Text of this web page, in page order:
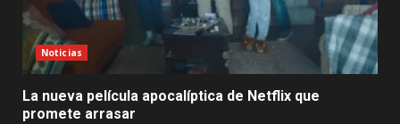
Noticias
La nueva película apocalíptica de Netflix que
promete arrasar